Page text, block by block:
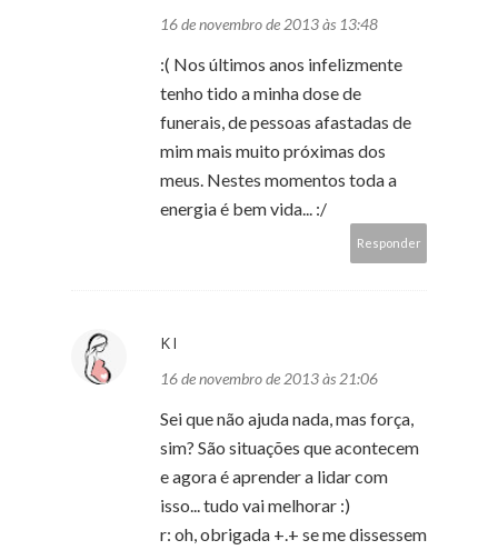
16 de novembro de 2013 às 13:48
:( Nos últimos anos infelizmente
tenho tido a minha dose de
funerais, de pessoas afastadas de
mim mais muito próximas dos
meus. Nestes momentos toda a
energia é bem vida... :/
Responder
KI
16 de novembro de 2013 às 21:06
Sei que não ajuda nada, mas força,
sim? São situações que acontecem
e agora é aprender a lidar com
isso... tudo vai melhorar :)
r: oh, obrigada +.+ se me dissessem